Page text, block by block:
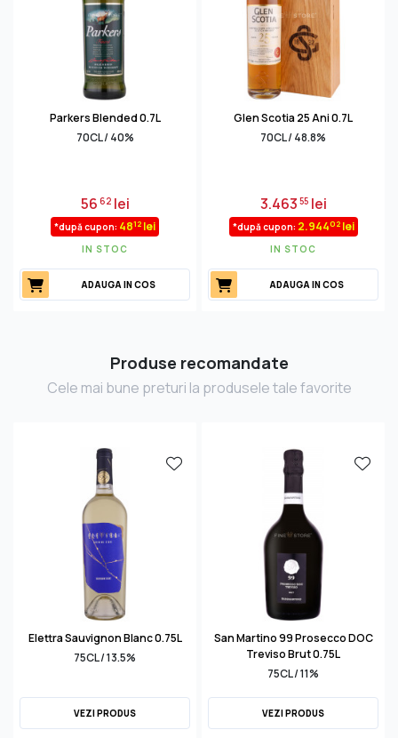
Parkers Blended 0.7L
70CL / 40%
5662lei
*după cupon: 4812 lei
IN STOC
ADAUGA IN COS
Glen Scotia 25 Ani 0.7L
70CL / 48.8%
3.46355lei
*după cupon: 2.94402lei
IN STOC
ADAUGA IN COS
Produse recomandate
Cele mai bune preturi la produsele tale favorite
Elettra Sauvignon Blanc 0.75L
75CL / 13.5%
VEZI PRODUS
San Martino 99 Prosecco DOC
Treviso Brut 0.75L
75CL / 11%
VEZI PRODUS